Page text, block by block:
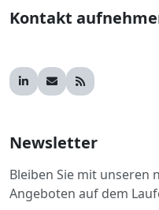
Kontakt
Newsletter
Bleiben Sie mit unseren
Angeboten auf dem